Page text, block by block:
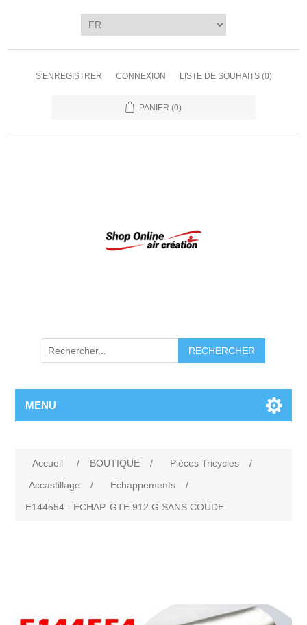
S'ENREGISTRER CONNEXION LISTE DE SOUHAITS (0)
PANIER (0)
RECHERCHER
MENU
Accueil / BOUTIQUE / Pièces Tricycles
/
Accastillage
/ Echappements
/
E144554 - ECHAP. GTE 912 G SANS COUDE